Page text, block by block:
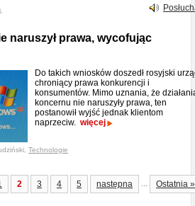
naruszył prawa, wycofując
Do takich wniosków doszedł rosyjski
chroniący prawa konkurencji i
konsumentów. Mimo uznania, że
koncernu nie naruszyły prawa, ten
postanowił wyjść jednak klientom
naprzeciw. więcej
Technologie
2 3 4 5 następna ... Ostatnia »